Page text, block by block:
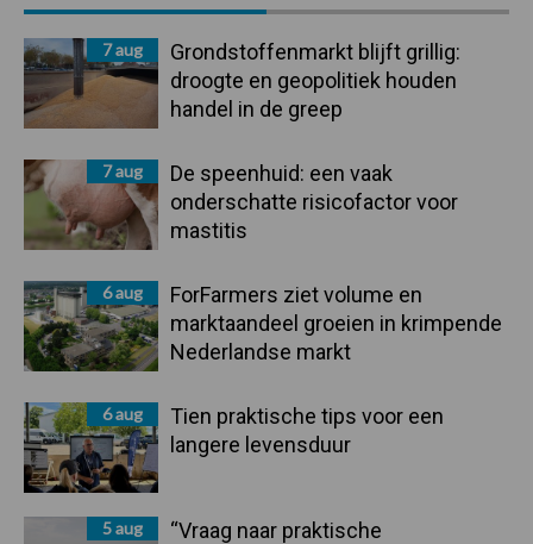
Sidebar
7 aug
Grondstoffenmarkt blijft grillig:
droogte en geopolitiek houden
handel in de greep
7 aug
De speenhuid: een vaak
onderschatte risicofactor voor
mastitis
6 aug
ForFarmers ziet volume en
marktaandeel groeien in krimpende
Nederlandse markt
6 aug
Tien praktische tips voor een
langere levensduur
5 aug
“Vraag naar praktische